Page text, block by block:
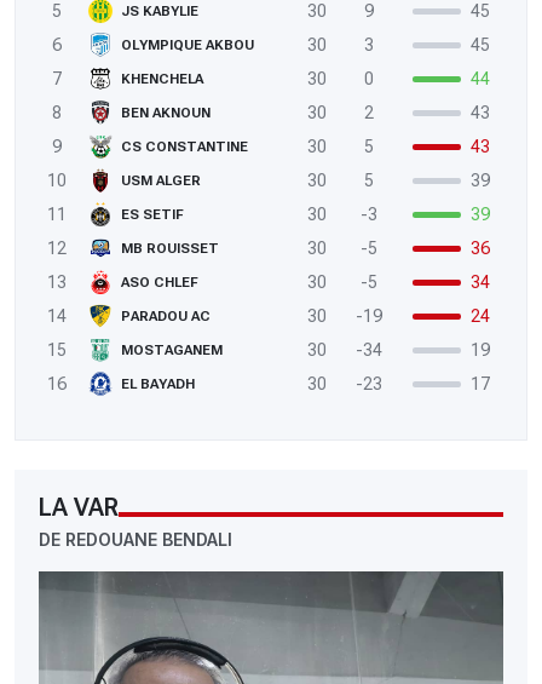
5
JS KABYLIE 30 9
45
6
OLYMPIQUE AKBOU 30 3
45
7
KHENCHELA 30 0
44
8
BEN AKNOUN 30 2
43
9
CS CONSTANTINE 30 5
43
10
USM ALGER 30 5
39
11
ES SETIF 30 -3
39
12
MB ROUISSET 30 -5
36
13
ASO CHLEF 30 -5
34
14
PARADOU AC 30 -19
24
15
MOSTAGANEM 30 -34
19
16
EL BAYADH 30 -23 17
LA VAR
DE REDOUANE BENDALI